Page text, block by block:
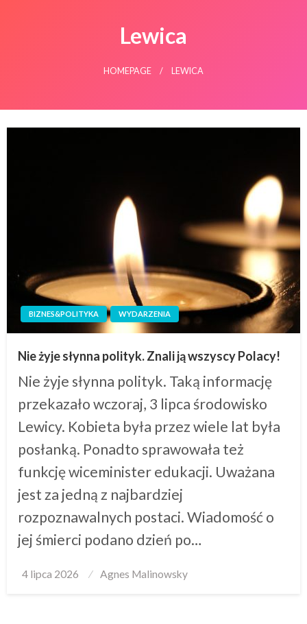
Lewica
HOMEPAGE LEWICA
BIZNES&POLITYKA WYDARZENIA
Nie żyje słynna polityk. Znali ją wszyscy Polacy!
Nie żyje słynna polityk. Taką informację
przekazało wczoraj, 3 lipca środowisko
Lewicy. Kobieta była przez wiele lat była
posłanką. Ponadto sprawowała też
funkcję wiceminister edukacji. Uważana
jest za jedną z najbardziej
rozpoznawalnych postaci. Wiadomość o
jej śmierci podano dzień po…
Posted
4 lipca 2026 Agnes Malinowsky